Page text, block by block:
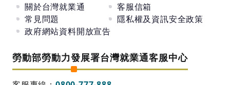
關於台灣就業通
客服信箱
常見問題
隱私權及資訊安全政策
政府網站資料開放宣告
勞動部勞動力發展署台灣就業通客服中心